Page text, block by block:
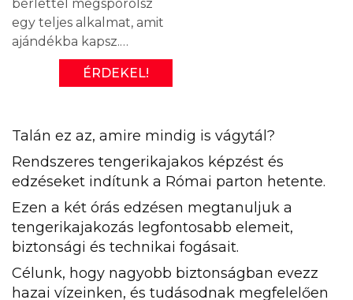
bérlettel megspórolsz
egy teljes alkalmat, amit
ajándékba kapsz.…
ÉRDEKEL!
Talán ez az, amire mindig is vágytál?
Rendszeres tengerikajakos képzést és
edzéseket indítunk a Római parton hetente.
Ezen a két órás edzésen megtanuljuk a
tengerikajakozás legfontosabb elemeit,
biztonsági és technikai fogásait.
Célunk, hogy nagyobb biztonságban evezz
hazai vízeinken, és tudásodnak megfelelően